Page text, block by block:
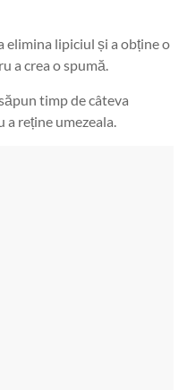
elimina lipiciul și a obține o
a crea o spumă.
timp de câteva
a reține umezeala.